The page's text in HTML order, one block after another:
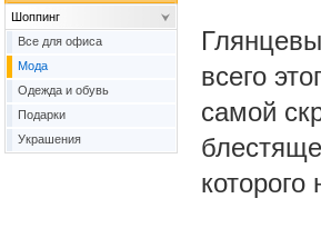
всего
самой
Шоппинг
Все для офиса
Мода
Одежда и обувь
Подарки
Украшения